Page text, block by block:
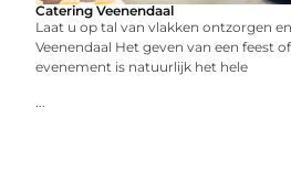
Catering Veenendaal
Laat u op tal van vlakken ontzorgen
Veenendaal Het geven van een feest
evenement is natuurlijk het hele
...